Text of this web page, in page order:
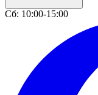
Сб: 10:00-15:00